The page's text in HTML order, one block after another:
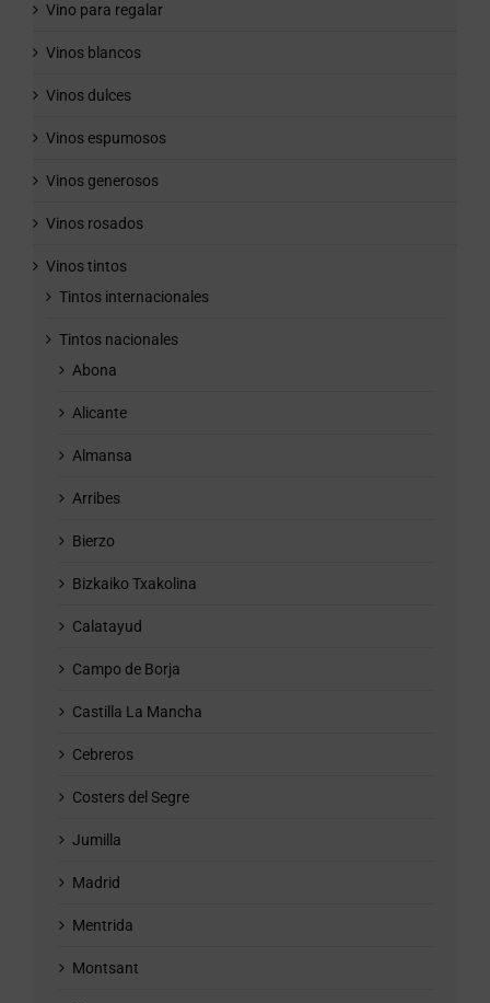
Vino para regalar
Vinos blancos
Vinos dulces
Vinos espumosos
Vinos generosos
Vinos rosados
Vinos tintos
Tintos internacionales
Tintos nacionales
Abona
Alicante
Almansa
Arribes
Bierzo
Bizkaiko Txakolina
Calatayud
Campo de Borja
Castilla La Mancha
Cebreros
Costers del Segre
Jumilla
Madrid
Mentrida
Montsant